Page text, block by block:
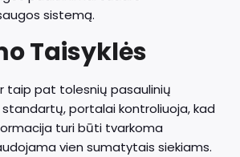
sistemą.
Taisyklės
taip pat tolesnių pasaulinių
portalai kontroliuoja, kad
turi būti tvarkoma
vien sumatytais siekiams.